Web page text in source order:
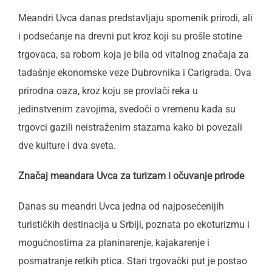
Meandri Uvca danas predstavljaju spomenik prirodi, ali
i podsećanje na drevni put kroz koji su prošle stotine
trgovaca, sa robom koja je bila od vitalnog značaja za
tadašnje ekonomske veze Dubrovnika i Carigrada. Ova
prirodna oaza, kroz koju se provlači reka u
jedinstvenim zavojima, svedoči o vremenu kada su
trgovci gazili neistraženim stazama kako bi povezali
dve kulture i dva sveta.
Značaj meandara Uvca za turizam i očuvanje prirode
Danas su meandri Uvca jedna od najposećenijih
turističkih destinacija u Srbiji, poznata po ekoturizmu i
mogućnostima za planinarenje, kajakarenje i
posmatranje retkih ptica. Stari trgovački put je postao